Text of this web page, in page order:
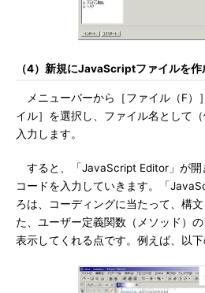
（4）新規にJavaScriptファイルを作
メニューバーから［ファイル（F
イル］を選択し、ファイル名として
入力します。
すると、「JavaScript Editor」が
コードを入力していきます。「
ろは、コーディングに当たって、構
た、ユーザー定義関数（メソッド）
表示してくれる点です。例えば、以下